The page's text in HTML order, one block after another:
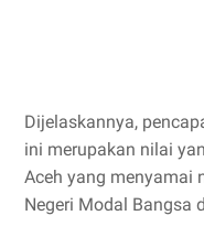
Dijelaskannya,
ini merupakan nilai
Aceh yang menyamai
Negeri Modal Bangsa